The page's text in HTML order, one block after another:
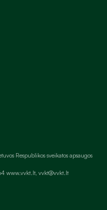
Respublikos sveikatos apsaugos
www.vvkt.lt, vvkt@vvkt.lt